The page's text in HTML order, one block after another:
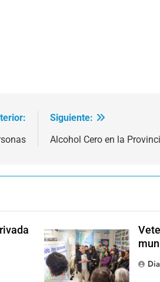
Siguiente:
Alcohol Cero en la